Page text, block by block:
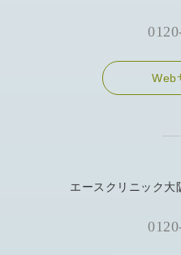
Web
エースクリニック大